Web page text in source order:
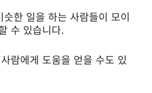
한 일을 하는 사람들이 모이
수 있습니다.
람에게 도움을 얻을 수도 있